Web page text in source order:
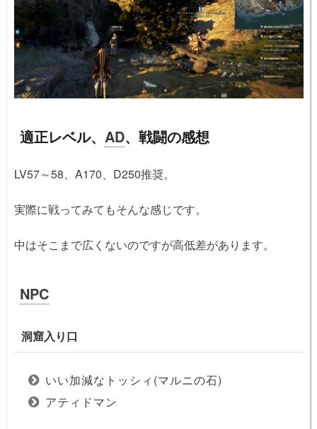
適正レベル、 AD、戦闘の感想
LV57～58、A170、D250推奨。
実際に戦ってみてもそんな感じです。
中はそこまで広くないのですが高低差があります。
NPC
洞窟入り口
いい加減なトッシィ(マルニの石)
アティドマン